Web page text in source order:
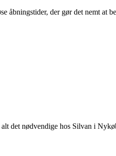
der gør det nemt at
det nødvendige hos Silvan i